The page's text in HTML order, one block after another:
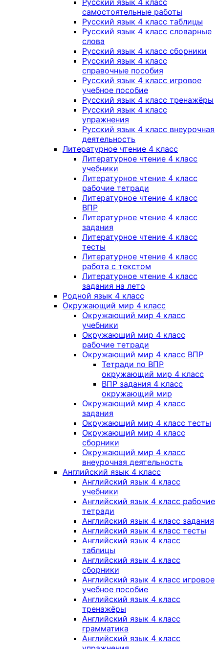
Русский язык 4 класс
самостоятельные работы
Русский язык 4 класс таблицы
Русский язык 4 класс словарные
слова
Русский язык 4 класс сборники
Русский язык 4 класс
справочные пособия
Русский язык 4 класс игровое
учебное пособие
Русский язык 4 класс тренажёры
Русский язык 4 класс
упражнения
Русский язык 4 класс внеурочная
деятельность
Литературное чтение 4 класс
Литературное чтение 4 класс
учебники
Литературное чтение 4 класс
рабочие тетради
Литературное чтение 4 класс
ВПР
Литературное чтение 4 класс
задания
Литературное чтение 4 класс
тесты
Литературное чтение 4 класс
работа с текстом
Литературное чтение 4 класс
задания на лето
Родной язык 4 класс
Окружающий мир 4 класс
Окружающий мир 4 класс
учебники
Окружающий мир 4 класс
рабочие тетради
Окружающий мир 4 класс ВПР
Тетради по ВПР
окружающий мир 4 класс
ВПР задания 4 класс
окружающий мир
Окружающий мир 4 класс
задания
Окружающий мир 4 класс тесты
Окружающий мир 4 класс
сборники
Окружающий мир 4 класс
внеурочная деятельность
Английский язык 4 класс
Английский язык 4 класс
учебники
Английский язык 4 класс рабочие
тетради
Английский язык 4 класс задания
Английский язык 4 класс тесты
Английский язык 4 класс
таблицы
Английский язык 4 класс
сборники
Английский язык 4 класс игровое
учебное пособие
Английский язык 4 класс
тренажёры
Английский язык 4 класс
грамматика
Английский язык 4 класс